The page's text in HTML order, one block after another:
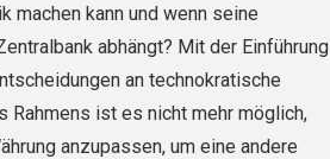
machen kann und wenn seine
abhängt? Mit der Einführung
an technokratische
Rahmens ist es nicht mehr möglich,
anzupassen, um eine andere